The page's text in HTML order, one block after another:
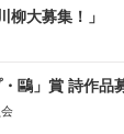
柳大募集！」
鷗」賞 詩作品